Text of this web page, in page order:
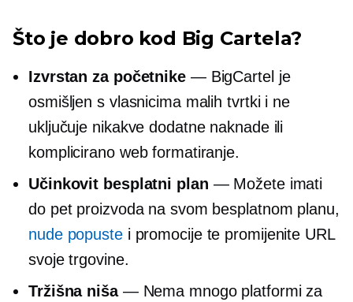
Što je dobro kod Big Cartela?
Izvrstan za početnike— BigCartel je
osmišljen s vlasnicima malih tvrtki i ne
uključuje nikakve dodatne naknade ili
komplicirano web formatiranje.
Učinkovit besplatni plan — Možete imati
do pet proizvoda na svom besplatnom planu,
nude popustei promocije te promijenite URL
svoje trgovine.
Tržišna niša— Nema mnogo platformi za